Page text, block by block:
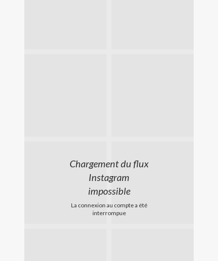
Chargement du flux
Instagram
impossible
La connexion au compte a été
interrompue